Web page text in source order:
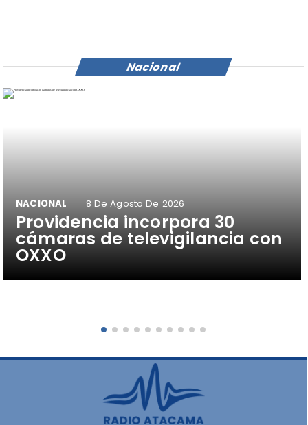
Providencia incorpora 30
cámaras de televigilancia con
OXXO
NACIONAL 8 De Agosto De 2026
Nacional